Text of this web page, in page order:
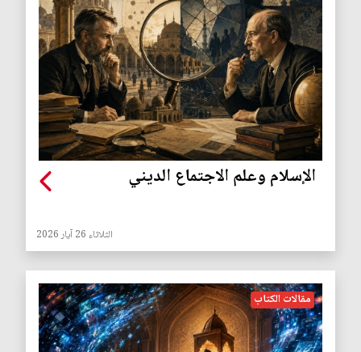
الإسلام وعلم الاجتماع الديني
الثلاثاء 26 آيار 2026
مقالات الكتاب